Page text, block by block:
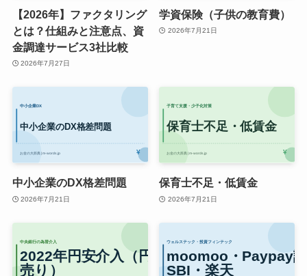
【2026年】ファクタリング
とは？仕組みと注意点、資
金調達サービス3社比較
2026年7月27日
学資保険（子供の教育費）
2026年7月21日
中小企業のDX格差問題
2026年7月21日
保育士不足・低賃金
2026年7月21日